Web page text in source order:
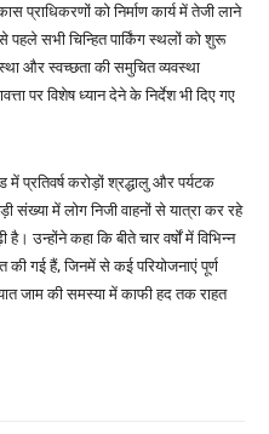
प्राधिकरणों को निर्माण कार्य में तेजी लाने
पहले सभी चिन्हित पार्किंग स्थलों को शुरू
और स्वच्छता की समुचित व्यवस्था
पर विशेष ध्यान देने के निर्देश भी दिए गए
प्रतिवर्ष करोड़ों श्रद्धालु और पर्यटक
में लोग निजी वाहनों से यात्रा कर रहे
उन्होंने कहा कि बीते चार वर्षों में विभिन्न
की गई हैं, जिनमें से कई परियोजनाएं पूर्ण
जाम की समस्या में काफी हद तक राहत